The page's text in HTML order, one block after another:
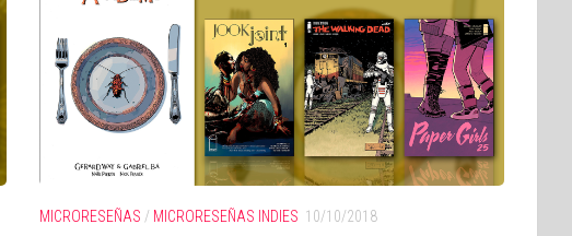
MICRORESEÑAS / MICRORESEÑAS INDIES 10/10/2018